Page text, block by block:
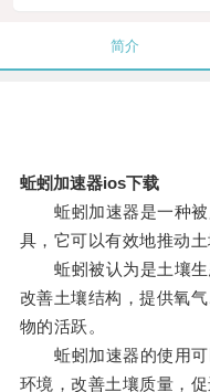
简介
蚯蚓加速器ios下载
蚯蚓加速器是一种被
具，它可以有效地推动土
蚯蚓被认为是土壤生
改善土壤结构，提供氧
物的活跃。
蚯蚓加速器的使用可
环境，改善土壤质量，促